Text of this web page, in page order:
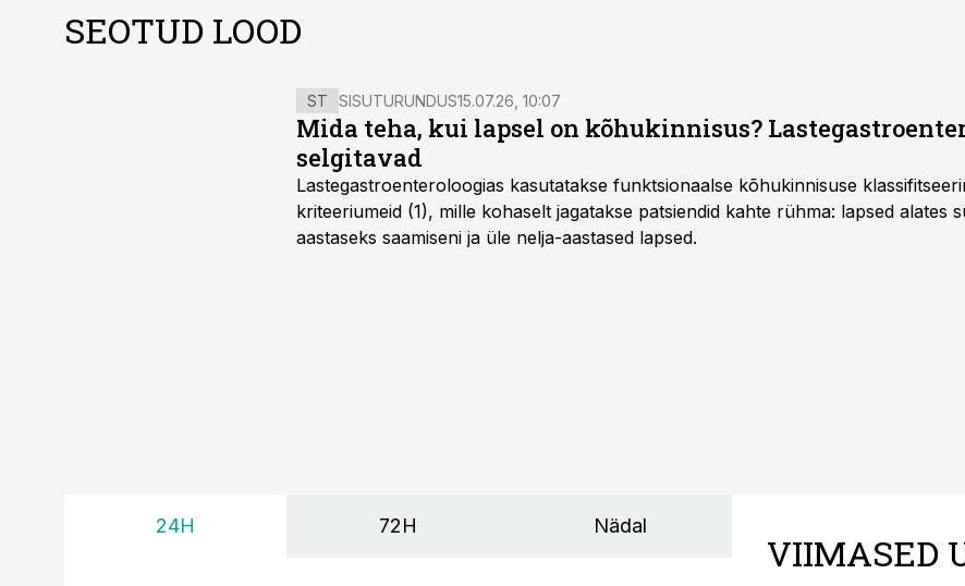
SEOTUD LOOD
ST SISUTURUNDUS15.07.26, 10:07
Mida teha, kui lapsel on kõhukinnisus?
selgitavad
Lastegastroenteroloogias kasutatakse funktsionaalse kõhukinnisuse
kriteeriumeid (1), mille kohaselt jagatakse patsiendid kahte rühma: lapsed alates
aastaseks saamiseni ja üle nelja-aastased lapsed.
24H 72H Nädal
VIIMASED